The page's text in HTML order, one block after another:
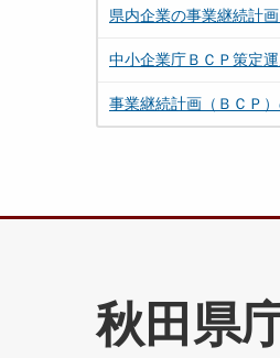
県内企業の事業継続計
中小企業庁ＢＣＰ策定
事業継続計画（ＢＣＰ
秋田県